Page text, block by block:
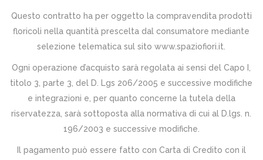
Questo contratto ha per oggetto la compravendita prodotti
floricoli nella quantità prescelta dal consumatore mediante
selezione telematica sul sito www.spaziofiori.it.
Ogni operazione d’acquisto sarà regolata ai sensi del Capo I,
titolo 3, parte 3, del D. Lgs 206/2005 e successive modifiche
e integrazioni e, per quanto concerne la tutela della
riservatezza, sarà sottoposta alla normativa di cui al D.lgs. n.
196/2003 e successive modifiche.
Il pagamento può essere fatto con Carta di Credito con il